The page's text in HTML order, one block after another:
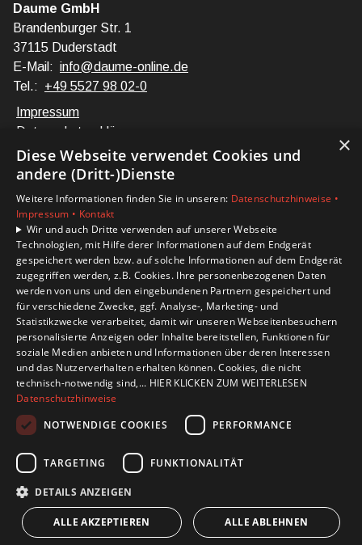
Daume GmbH
Brandenburger Str. 1
37115 Duderstadt
E-Mail: info@daume-online.de
Tel.: +49 5527 98 02-0
Impressum
Datenschutzerklärung
Barrierefreiheitserklärung
Privatkunden
Karriere
Unternehmen
Kontakt
×
Diese Webseite verwendet Cookies und
andere (Dritt-)Dienste
Weitere Informationen finden Sie in unseren: Datenschutzhinweise •
Impressum • Kontakt
Wir und auch Dritte verwenden auf unserer Webseite
Technologien, mit Hilfe derer Informationen auf dem Endgerät
gespeichert werden bzw. auf solche Informationen auf dem Endgerät
zugegriffen werden, z.B. Cookies. Ihre personenbezogenen Daten
werden von uns und den eingebundenen Partnern gespeichert und
für verschiedene Zwecke, ggf. Analyse-, Marketing- und
Statistikzwecke verarbeitet, damit wir unseren Webseitenbesuchern
personalisierte Anzeigen oder Inhalte bereitstellen, Funktionen für
soziale Medien anbieten und Informationen über deren Interessen
und das Nutzerverhalten erhalten können. Cookies, die nicht
technisch-notwendig sind,... HIER KLICKEN ZUM WEITERLESEN
Datenschutzhinweise
NOTWENDIGE COOKIES
PERFORMANCE
TARGETING FUNKTIONALITÄT
DETAILS ANZEIGEN
ALLE AKZEPTIEREN ALLE ABLEHNEN